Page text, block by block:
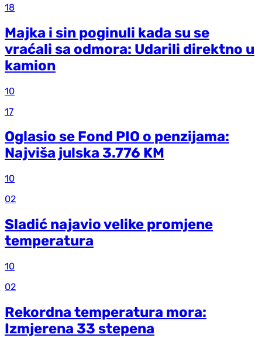
18
Majka i sin poginuli kada su se
vraćali sa odmora: Udarili direktno u
kamion
10
17
Oglasio se Fond PIO o penzijama:
Najviša julska 3.776 KM
10
02
Sladić najavio velike promjene
temperatura
10
02
Rekordna temperatura mora:
Izmjerena 33 stepena